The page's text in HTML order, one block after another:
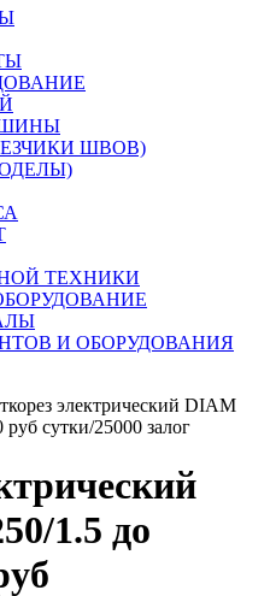
ШВОВ)
ТЕХНИКИ
И ОБОРУДОВАНИЯ
электрический DIAM
сутки/25000 залог
1.5 до